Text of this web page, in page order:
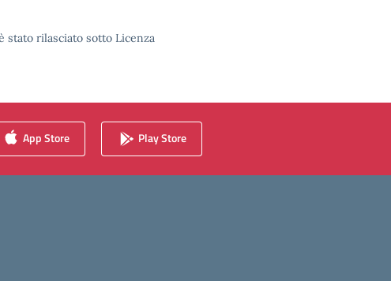
stato rilasciato sotto Licenza
App Store Play Store